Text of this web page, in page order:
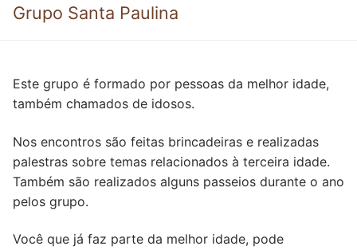
Grupo Santa Paulina
Este grupo é formado por pessoas da melhor idade,
também chamados de idosos.
Nos encontros são feitas brincadeiras e realizadas
palestras sobre temas relacionados à terceira idade.
Também são realizados alguns passeios durante o ano
pelos grupo.
Você que já faz parte da melhor idade, pode